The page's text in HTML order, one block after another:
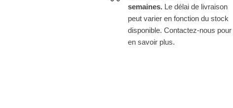
semaines. Le délai de livraison
peut varier en fonction du stock
disponible. Contactez-nous pour
en savoir plus.